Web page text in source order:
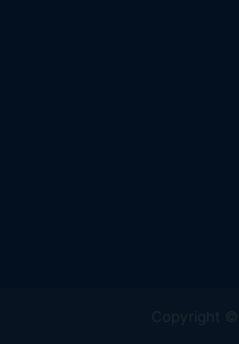
Copyright ©